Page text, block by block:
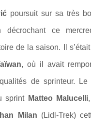
poursuit sur sa très
décrochant ce
de la saison. Il
, où il avait
de sprinteur. Le
sprint Matteo Malucelli
Milan (Lidl-Trek)